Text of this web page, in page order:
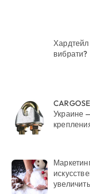
Хардтейл
вибрати?
Украине